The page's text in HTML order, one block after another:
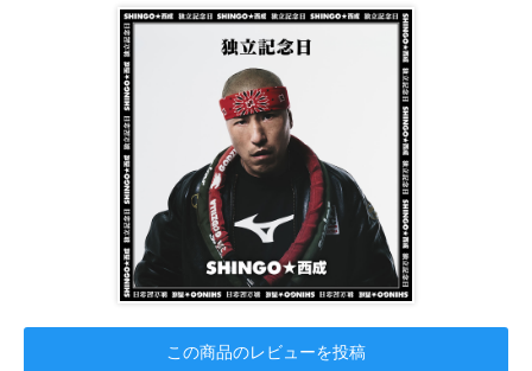
この商品のレビューを投稿